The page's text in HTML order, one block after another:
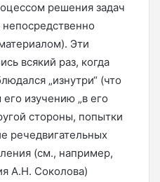
решения задач
Эти
всякий раз, когда
„изнутри“ (что
изучению „в его
стороны, попытки
речедвигательных
(см., например,
А.Н. Соколова)